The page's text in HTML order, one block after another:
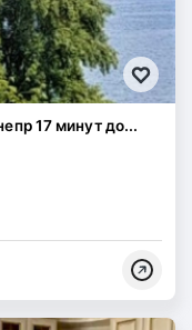
17 минут до...